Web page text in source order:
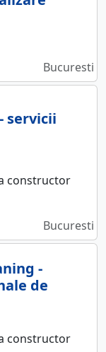
Bucuresti
servicii
constructor
Bucuresti
-
de
constructor